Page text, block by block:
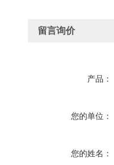
留言询价
产品：
您的单位：
您的姓名：